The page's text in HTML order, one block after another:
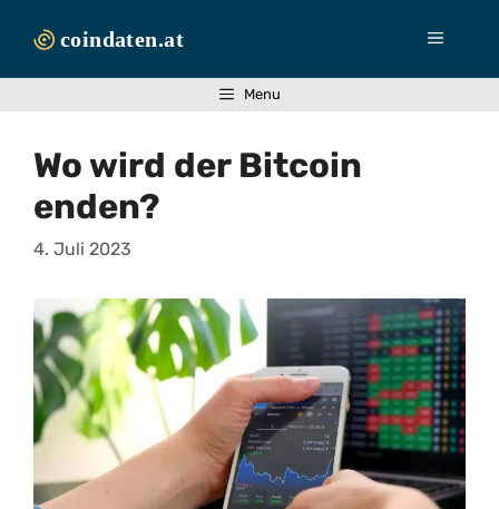
Inhalt
Menü
Menu
Wo wird der Bitcoin
enden?
4. Juli 2023